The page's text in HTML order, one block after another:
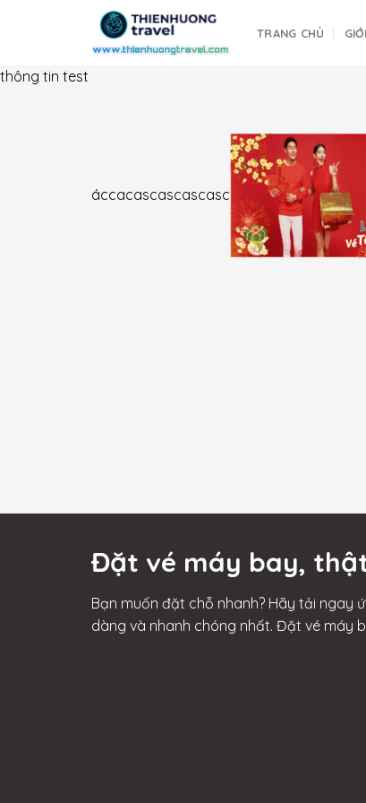
TRANG CHỦ
thông tin test
áccacascascascasc
Đặt vé máy bay,
Bạn muốn đặt chỗ nhanh? Hãy tải ngay
dàng và nhanh chóng nhất. Đặt vé máy